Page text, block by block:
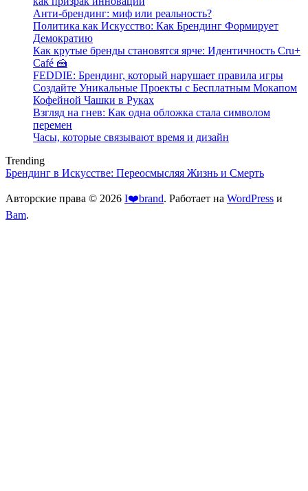
Анти-брендинг: миф или реальность?
Политика как Искусство: Как Брендинг Формирует
Демократию
Как крутые бренды становятся ярче: Идентичность Cru+
Café 🍰
FEDDIE: Брендинг, который нарушает правила игры
Создайте Уникальные Проекты с Бесплатным Мокапом
Кофейной Чашки в Руках
Взгляд на гнев: Как одна обложка стала символом
перемен
Часы, которые связывают время и дизайн
Trending
Брендинг в Искусстве: Переосмысляя Жизнь и Смерть
Авторские права © 2026 I❤️brand. Работает на WordPress и
Bam.